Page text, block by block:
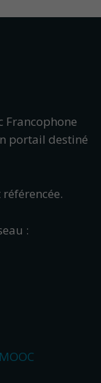
Francophone
portail destiné
référencée.
: